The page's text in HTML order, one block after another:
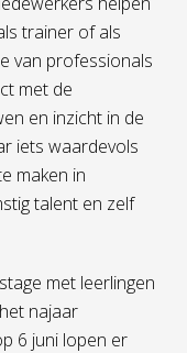
trainer of als
van professionals
met de
en inzicht in de
iets waardevols
maken in
talent en zelf
met leerlingen
najaar
6 juni lopen er